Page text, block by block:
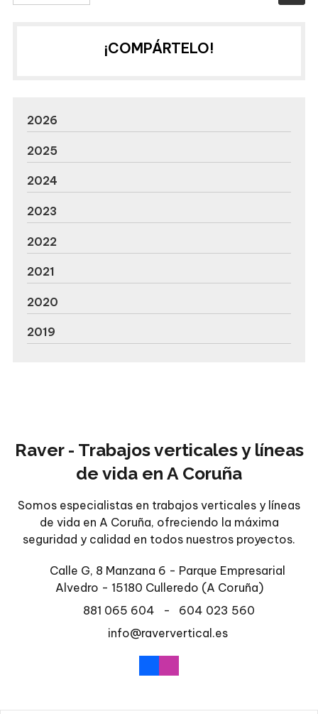
¡COMPÁRTELO!
2026
2025
2024
2023
2022
2021
2020
2019
Raver - Trabajos verticales y líneas
de vida en A Coruña
Somos especialistas en trabajos verticales y líneas
de vida en A Coruña, ofreciendo la máxima
seguridad y calidad en todos nuestros proyectos.
Calle G, 8 Manzana 6 - Parque Empresarial
Alvedro - 15180 Culleredo (A Coruña)
881 065 604
-
604 023 560
info@raververtical.es